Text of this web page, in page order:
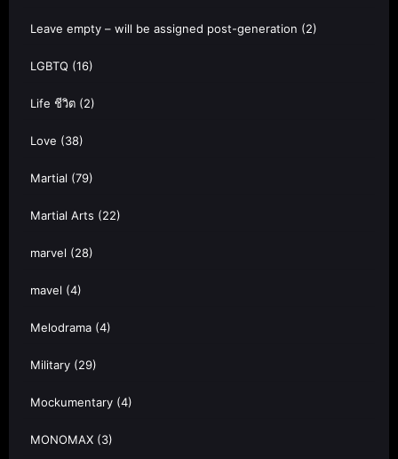
Leave empty – will be assigned post-generation (2)
LGBTQ (16)
Life ชีวิต (2)
Love (38)
Martial (79)
Martial Arts (22)
marvel (28)
mavel (4)
Melodrama (4)
Military (29)
Mockumentary (4)
MONOMAX (3)